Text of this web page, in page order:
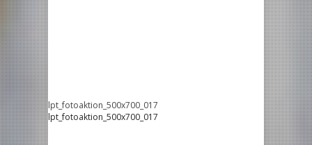
lpt_fotoaktion_500x700_017
lpt_fotoaktion_500x700_017